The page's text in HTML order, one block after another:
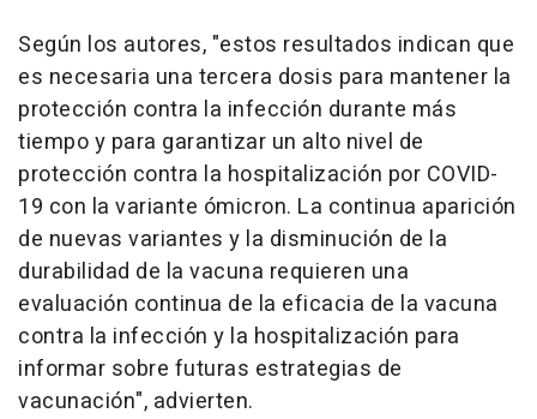
Según los autores, "estos resultados indican que
es necesaria una tercera dosis para mantener la
protección contra la infección durante más
tiempo y para garantizar un alto nivel de
protección contra la hospitalización por COVID-
19 con la variante ómicron. La continua aparición
de nuevas variantes y la disminución de la
durabilidad de la vacuna requieren una
evaluación continua de la eficacia de la vacuna
contra la infección y la hospitalización para
informar sobre futuras estrategias de
vacunación", advierten.